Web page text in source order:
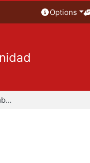
Options
Ciencias e Ingeniería Ambientales